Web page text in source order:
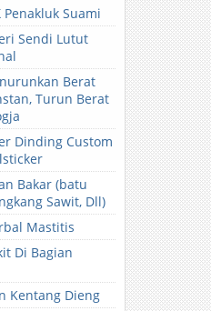
Penakluk Suami
Sendi Lutut
Berat
Turun Berat
Dinding Custom
Bakar (batu
Sawit, Dll)
Mastitis
Di Bagian
Kentang Dieng